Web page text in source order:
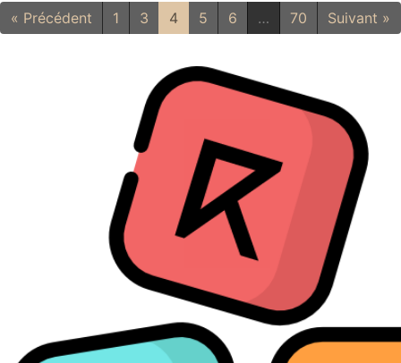
« Précédent 1 3 4 5 6 … 70 Suivant »